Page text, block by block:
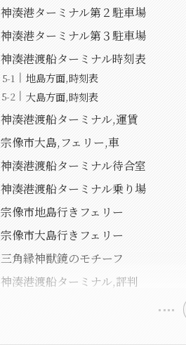
神湊港ターミナル第２駐車場
神湊港ターミナル第３駐車場
神湊港渡船ターミナル時刻表
地島方面,時刻表
大島方面,時刻表
神湊港渡船ターミナル,運賃
宗像市大島,フェリー,車
神湊港渡船ターミナル待合室
神湊港渡船ターミナル乗り場
宗像市地島行きフェリー
宗像市大島行きフェリー
三角縁神獣鏡のモチーフ
神湊港渡船ターミナル,評判